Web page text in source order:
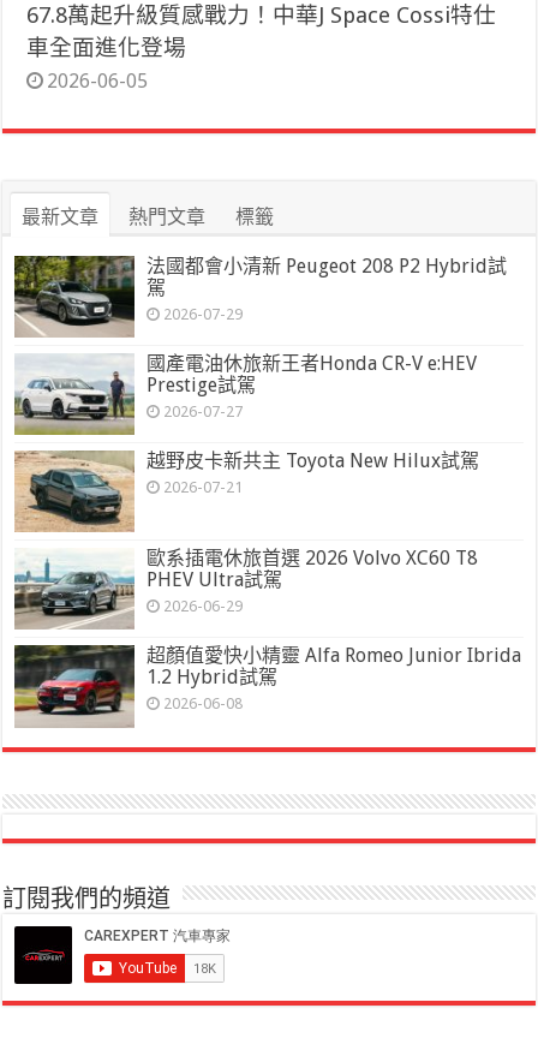
67.8萬起升級質感戰力！中華J Space Cossi特仕
車全面進化登場
2026-06-05
最新文章 熱門文章 標籤
法國都會小清新 Peugeot 208 P2 Hybrid試
駕
2026-07-29
國產電油休旅新王者Honda CR-V e:HEV
Prestige試駕
2026-07-27
越野皮卡新共主 Toyota New Hilux試駕
2026-07-21
歐系插電休旅首選 2026 Volvo XC60 T8
PHEV Ultra試駕
2026-06-29
超顏值愛快小精靈 Alfa Romeo Junior Ibrida
1.2 Hybrid試駕
2026-06-08
訂閱我們的頻道